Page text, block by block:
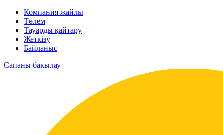
Компания жайлы
Төлем
Тауарды қайтару
Жеткізу
Байланыс
Сапаны бақылау